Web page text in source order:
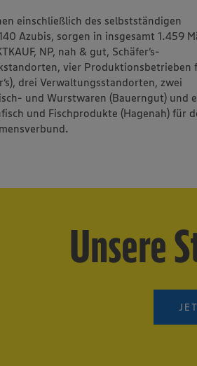
Schäfer's
So werden die Supermärkte
auf den Ostfriesischen Inseln
beliefert
Interview mit Denny Brieske
Best Burger bei EDEKA
Wo Muuuh zu Milch wird
einschließlich des selbstständigen
Azubis, sorgen in insgesamt 1.459
NP, nah & gut, Schäfer‘s-
vier Produktionsbetrieben
drei Verwaltungsstandorten, zwei
und Wurstwaren (Bauerngut) und
und Fischprodukte (Hagenah) für
Unsere